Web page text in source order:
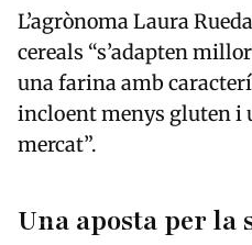
L’agrònoma Laura
cereals “s’adapten
una farina amb
incloent menys gluten i
mercat”.
Una aposta per la